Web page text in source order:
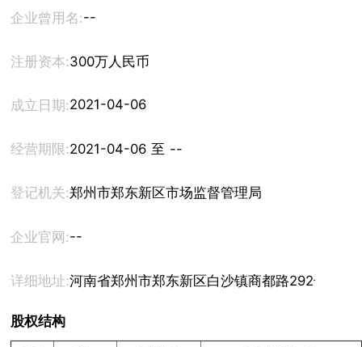
企业曾用名:--
注册资本:300万人民币
成立日期:2021-04-06
经营期限: 2021-04-06 至 --
登记机关:郑州市郑东新区市场监督管理局
企业官网:--
详细地址:河南省郑州市郑东新区白沙镇商都路292号东润
股权结构